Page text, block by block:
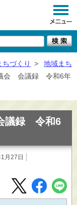
づくり >
地域まち
会 会議録 令和6年
議録 令和6
月27日